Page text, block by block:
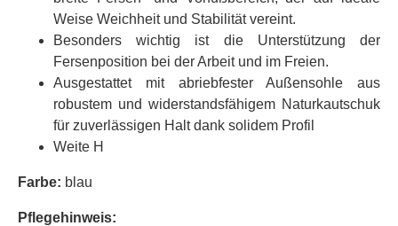
Weise Weichheit und Stabilität vereint.
Besonders wichtig ist die Unterstützung der
Fersenposition bei der Arbeit und im Freien.
Ausgestattet mit abriebfester Außensohle aus
robustem und widerstandsfähigem Naturkautschuk
für zuverlässigen Halt dank solidem Profil
Weite H
Farbe: blau
Pflegehinweis: